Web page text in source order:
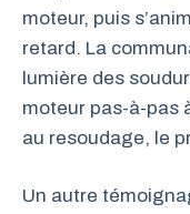
moteur, puis
retard. La
lumière des
moteur pas-à-pas
au resoudage, le
Un autre